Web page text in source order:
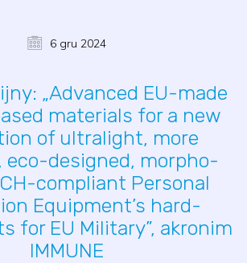
6 gru 2024
„Advanced EU-made
materials for a new
of ultralight, more
eco-designed, morpho-
compliant Personal
Equipment’s hard-
for EU Military”, akronim
IMMUNE